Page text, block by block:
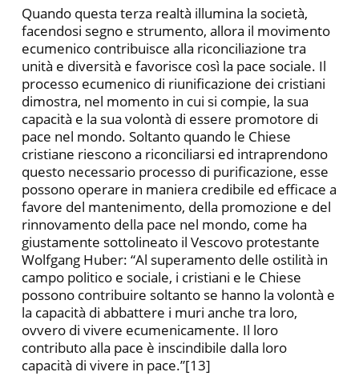
Quando questa terza realtà illumina la società,
facendosi segno e strumento, allora il movimento
ecumenico contribuisce alla riconciliazione tra
unità e diversità e favorisce così la pace sociale. Il
processo ecumenico di riunificazione dei cristiani
dimostra, nel momento in cui si compie, la sua
capacità e la sua volontà di essere promotore di
pace nel mondo. Soltanto quando le Chiese
cristiane riescono a riconciliarsi ed intraprendono
questo necessario processo di purificazione, esse
possono operare in maniera credibile ed efficace a
favore del mantenimento, della promozione e del
rinnovamento della pace nel mondo, come ha
giustamente sottolineato il Vescovo protestante
Wolfgang Huber: “Al superamento delle ostilità in
campo politico e sociale, i cristiani e le Chiese
possono contribuire soltanto se hanno la volontà e
la capacità di abbattere i muri anche tra loro,
ovvero di vivere ecumenicamente. Il loro
contributo alla pace è inscindibile dalla loro
capacità di vivere in pace.”[13]